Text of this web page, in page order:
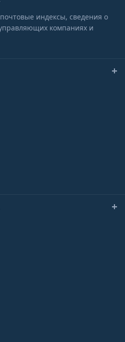
индексы, сведения о
компаниях и